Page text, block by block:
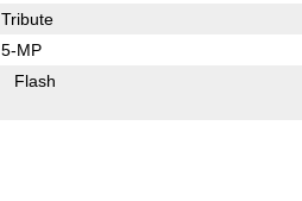
Tribute
5-MP
Flash